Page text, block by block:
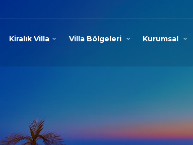
Kiralık Villa Villa Bölgeleri Kurumsal